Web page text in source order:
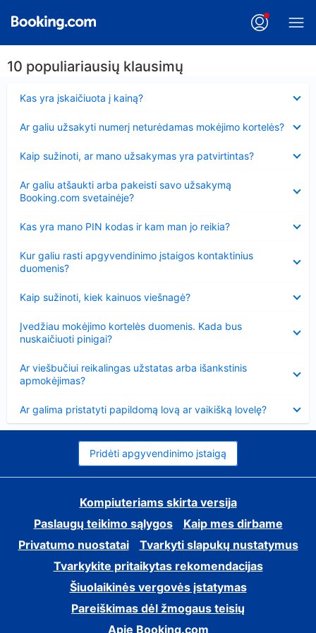
10 populiariausių klausimų
Kas yra įskaičiuota į kainą?
Ar galiu užsakyti numerį neturėdamas mokėjimo kortelės?
Kaip sužinoti, ar mano užsakymas yra patvirtintas?
Ar galiu atšaukti arba pakeisti savo užsakymą
Booking.com svetainėje?
Kas yra mano PIN kodas ir kam man jo reikia?
Kur galiu rasti apgyvendinimo įstaigos kontaktinius
duomenis?
Kaip sužinoti, kiek kainuos viešnagė?
Įvedžiau mokėjimo kortelės duomenis. Kada bus
nuskaičiuoti pinigai?
Ar viešbučiui reikalingas užstatas arba išankstinis
apmokėjimas?
Ar galima pristatyti papildomą lovą ar vaikišką lovelę?
Pridėti apgyvendinimo įstaigą
Kompiuteriams skirta versija
Paslaugų teikimo sąlygos
Kaip mes dirbame
Privatumo nuostatai
Tvarkyti slapukų nustatymus
Tvarkykite pritaikytas rekomendacijas
Šiuolaikinės vergovės įstatymas
Pareiškimas dėl žmogaus teisių
Apie Booking.com